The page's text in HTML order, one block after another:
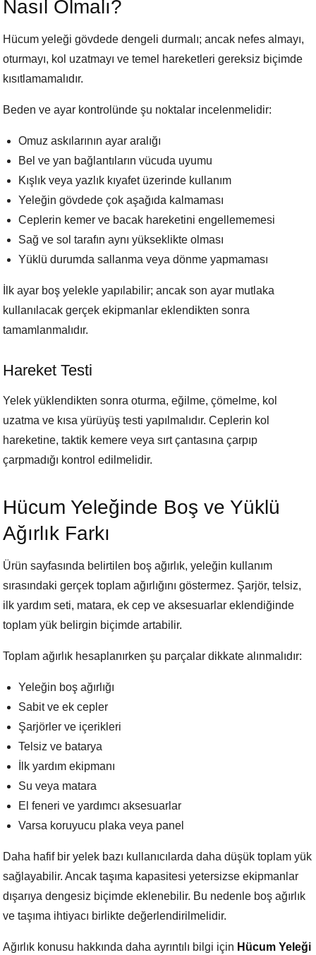
Nasıl Olmalı?
Hücum yeleği gövdede dengeli durmalı; ancak nefes almayı,
oturmayı, kol uzatmayı ve temel hareketleri gereksiz biçimde
kısıtlamamalıdır.
Beden ve ayar kontrolünde şu noktalar incelenmelidir:
Omuz askılarının ayar aralığı
Bel ve yan bağlantıların vücuda uyumu
Kışlık veya yazlık kıyafet üzerinde kullanım
Yeleğin gövdede çok aşağıda kalmaması
Ceplerin kemer ve bacak hareketini engellememesi
Sağ ve sol tarafın aynı yükseklikte olması
Yüklü durumda sallanma veya dönme yapmaması
İlk ayar boş yelekle yapılabilir; ancak son ayar mutlaka
kullanılacak gerçek ekipmanlar eklendikten sonra
tamamlanmalıdır.
Hareket Testi
Yelek yüklendikten sonra oturma, eğilme, çömelme, kol
uzatma ve kısa yürüyüş testi yapılmalıdır. Ceplerin kol
hareketine, taktik kemere veya sırt çantasına çarpıp
çarpmadığı kontrol edilmelidir.
Hücum Yeleğinde Boş ve Yüklü
Ağırlık Farkı
Ürün sayfasında belirtilen boş ağırlık, yeleğin kullanım
sırasındaki gerçek toplam ağırlığını göstermez. Şarjör, telsiz,
ilk yardım seti, matara, ek cep ve aksesuarlar eklendiğinde
toplam yük belirgin biçimde artabilir.
Toplam ağırlık hesaplanırken şu parçalar dikkate alınmalıdır:
Yeleğin boş ağırlığı
Sabit ve ek cepler
Şarjörler ve içerikleri
Telsiz ve batarya
İlk yardım ekipmanı
Su veya matara
El feneri ve yardımcı aksesuarlar
Varsa koruyucu plaka veya panel
Daha hafif bir yelek bazı kullanıcılarda daha düşük toplam yük
sağlayabilir. Ancak taşıma kapasitesi yetersizse ekipmanlar
dışarıya dengesiz biçimde eklenebilir. Bu nedenle boş ağırlık
ve taşıma ihtiyacı birlikte değerlendirilmelidir.
Ağırlık konusu hakkında daha ayrıntılı bilgi için Hücum Yeleği